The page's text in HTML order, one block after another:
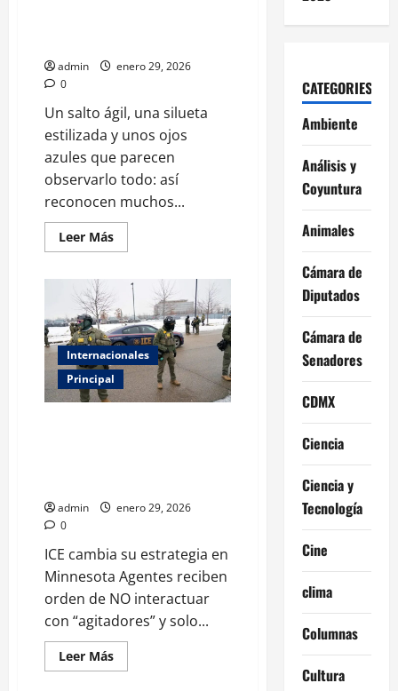
admin
enero 29, 2026
0
Un salto ágil, una silueta
estilizada y unos ojos
azules que parecen
observarlo todo: así
reconocen muchos...
Leer MásLeer
más
Gatos
siameses:
elegancia,
inteligencia
y
un
carácter
que
no
pasa
Internacionales
Principal
admin
enero 29, 2026
0
ICE cambia su estrategia en
Minnesota Agentes reciben
orden de NO interactuar
con “agitadores” y solo...
Leer MásLeer
más
CATEGORIES
Ambiente
Análisis y
Coyuntura
Animales
Cámara de
Diputados
Cámara de
Senadores
CDMX
Ciencia
Ciencia y
Tecnología
Cine
clima
Columnas
Cultura